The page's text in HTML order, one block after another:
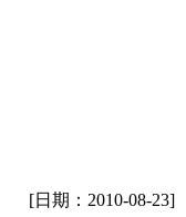
[日期：2010-08-23]